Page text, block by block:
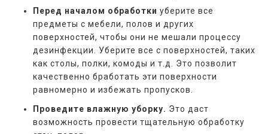
Перед началом обработки уберите все
предметы с мебели, полов и других
поверхностей, чтобы они не мешали процессу
дезинфекции. Уберите все с поверхностей, таких
как столы, полки, комоды и т.д. Это позволит
качественно бработать эти поверхности
равномерно и избежать пропусков.
Проведите влажную уборку. Это даст
возможность провести тщательную обработку